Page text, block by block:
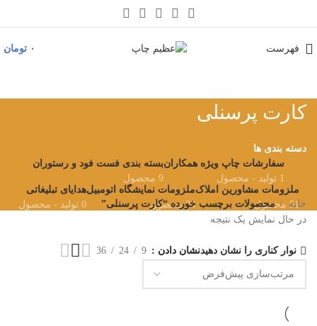
فهرست ۰ تومان
کارت پرسنلی
دسته بندی ها
سفارشات چاپ ویژه همکاران
1 تولید - محصول
بسته بندی فست فود و رستوران
9 محصول
ملزومات مشاورین املاک
51 محصول
ملزومات نمایشگاه اتومبیل
24 محصول
هدایای تبلیغاتی
0 تولید - محصول
خانه
محصولات برچسب خورده “کارت پرسنلی”
در حال نمایش یک نتیجه
نوار کناری را نشان دهیدنشان دادن 9
24
36